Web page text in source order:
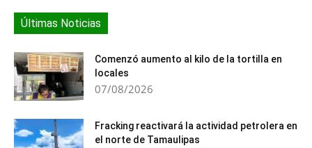
Últimas Noticias
Comenzó aumento al kilo de la tortilla en
locales
07/08/2026
Fracking reactivará la actividad petrolera en
el norte de Tamaulipas